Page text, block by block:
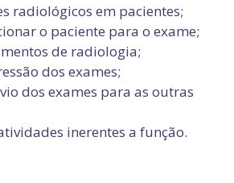
radiológicos em pacientes;
o paciente para o exame;
de radiologia;
dos exames;
dos exames para as outras
inerentes a função.